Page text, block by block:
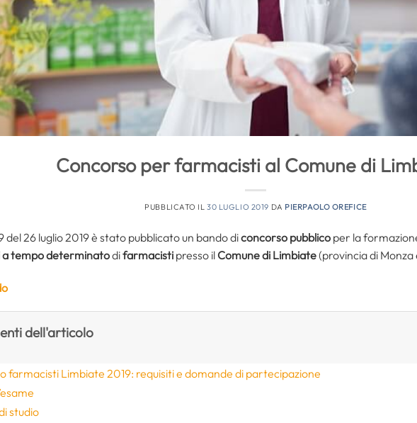
Concorso per farmacisti al Comune di
PUBBLICATO IL30 LUGLIO 2019 DA PIERPAOLO OREFICE
del 26 luglio 2019 è stato pubblicato un bando diconcorso pubblico per la
a tempo determinatodifarmacisti presso il Comune di Limbiate(provincia di Monza
dell'articolo
farmacisti Limbiate 2019: requisiti e domande di partecipazione
studio